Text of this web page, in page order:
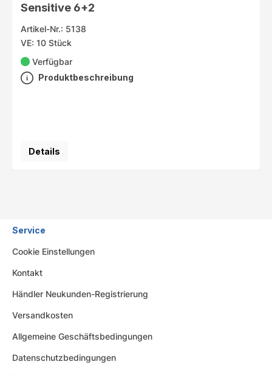
Sensitive 6+2
Artikel-Nr.: 5138
VE: 10 Stück
Verfügbar
Produktbeschreibung
Details
Service
Cookie Einstellungen
Kontakt
Händler Neukunden-Registrierung
Versandkosten
Allgemeine Geschäftsbedingungen
Datenschutzbedingungen